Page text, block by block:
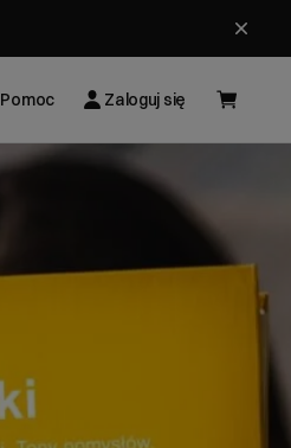
Pomoc Zaloguj się